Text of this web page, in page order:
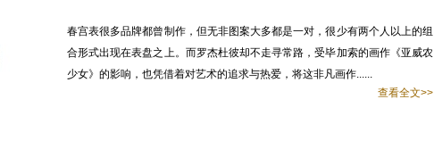
春宫表很多品牌都曾制作，但无非图案大多都是一对，很少有两个人以上的组
合形式出现在表盘之上。而罗杰杜彼却不走寻常路，受毕加索的画作《亚威农
少女》的影响，也凭借着对艺术的追求与热爱，将这非凡画作......
查看全文>>